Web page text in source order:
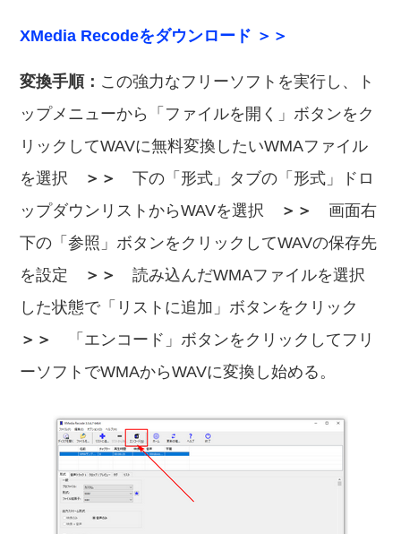
XMedia Recodeをダウンロード ＞＞
変換手順： この強力なフリーソフトを実行し、ト
ップメニューから「ファイルを開く」ボタンをク
リックしてWAVに無料変換したいWMAファイル
を選択
＞＞
下の「形式」タブの「形式」ドロ
ップダウンリストからWAVを選択
＞＞
画面右
下の「参照」ボタンをクリックしてWAVの保存先
を設定
＞＞
読み込んだWMAファイルを選択
した状態で「リストに追加」ボタンをクリック
＞＞
「エンコード」ボタンをクリックしてフリ
ーソフトでWMAからWAVに変換し始める。